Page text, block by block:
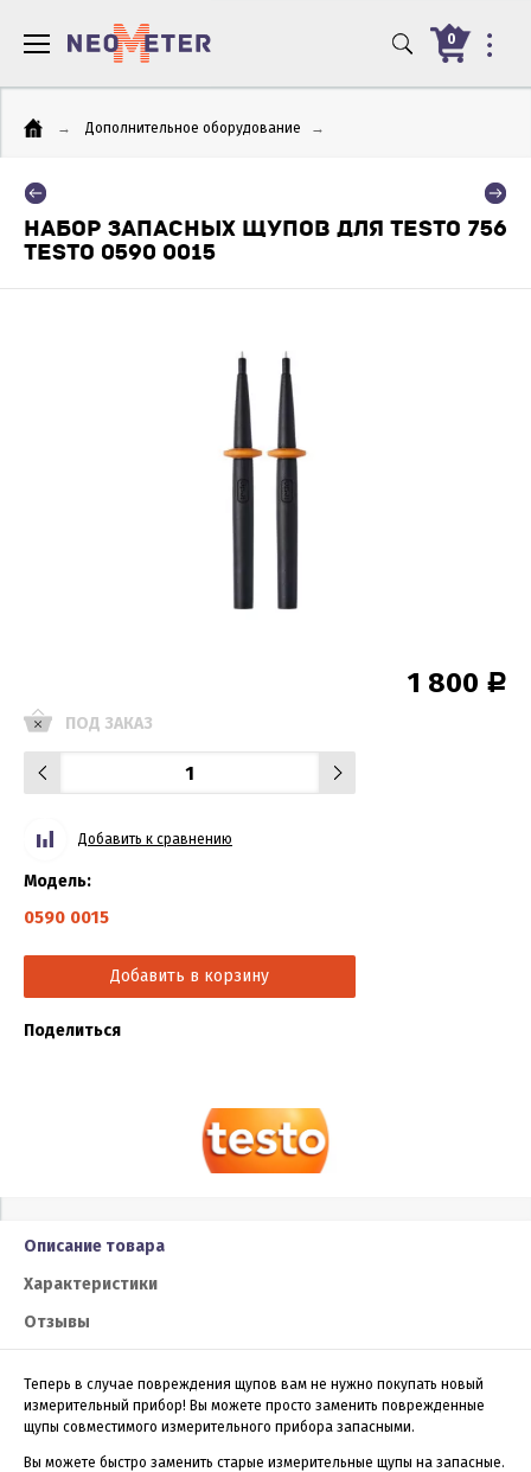
0
→ Дополнительное оборудование →
НАБОР ЗАПАСНЫХ ЩУПОВ ДЛЯ TESTO 756
TESTO 0590 0015
1 800 Р
ПОД ЗАКАЗ
Добавить к сравнению
Модель:
0590 0015
Добавить в корзину
Поделиться
Описание товара
Характеристики
Отзывы
Теперь в случае повреждения щупов вам не нужно покупать новый
измерительный прибор! Вы можете просто заменить поврежденные
щупы совместимого измерительного прибора запасными.
Вы можете быстро заменить старые измерительные щупы на запасные.